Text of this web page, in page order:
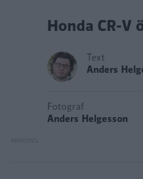
Honda CR-
Text
Anders
Fotograf
Anders Helgesson